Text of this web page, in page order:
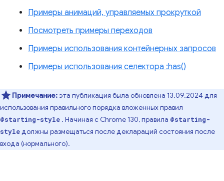
Примеры анимаций, управляемых прокруткой
Посмотреть примеры переходов
Примеры использования контейнерных запросов
Примеры использования селектора :has()
Примечание:эта публикация была обновлена ​​13.09.2024 для
использования правильного порядка вложенных правил
@starting-style . Начиная с Chrome 130, правила @starting-
styleдолжны размещаться после деклараций состояния после
входа (нормального).